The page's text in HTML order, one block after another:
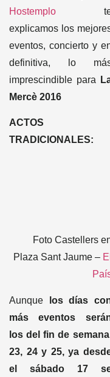
Hostemplo
explicamos los
eventos, concierto y
definitiva, lo
imprescindible para
Mercè 2016
ACTOS
TRADICIONALES:
Foto Castellers
Plaza Sant Jaume – El
Aunque
los días
más eventos
los del fin de
23, 24 y 25, ya
el sábado 17